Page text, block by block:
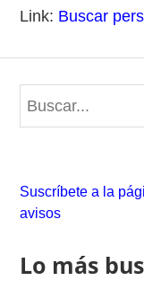
Link: Buscar
e
Suscríbete a la
avisos
Lo más